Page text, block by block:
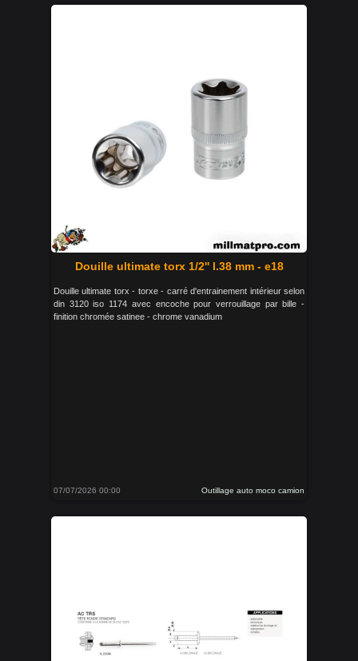
Douille ultimate torx 1/2'' l.38 mm - e18
Douille ultimate torx - torxe - carré d'entrainement intérieur selon
din 3120 iso 1174 avec encoche pour verrouillage par bille -
finition chromée satinee - chrome vanadium
07/07/2026 00:00 Outillage auto moco camion